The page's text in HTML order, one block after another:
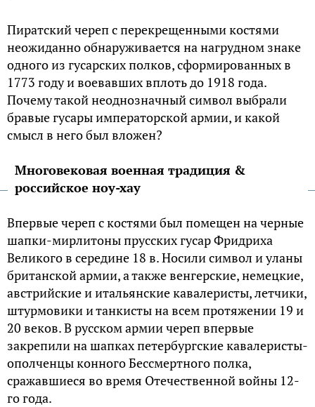
Пиратский череп с перекрещенными костями
неожиданно обнаруживается на нагрудном знаке
одного из гусарских полков, сформированных в
1773 году и воевавших вплоть до 1918 года.
Почему такой неоднозначный символ выбрали
бравые гусары императорской армии, и какой
смысл в него был вложен?
Многовековая военная традиция &
российское ноу-хау
Впервые череп с костями был помещен на черные
шапки-мирлитоны прусских гусар Фридриха
Великого в середине 18 в. Носили символ и уланы
британской армии, а также венгерские, немецкие,
австрийские и итальянские кавалеристы, летчики,
штурмовики и танкисты на всем протяжении 19 и
20 веков. В русском армии череп впервые
закрепили на шапках петербургские кавалеристы-
ополченцы конного Бессмертного полка,
сражавшиеся во время Отечественной войны 12-
го года.